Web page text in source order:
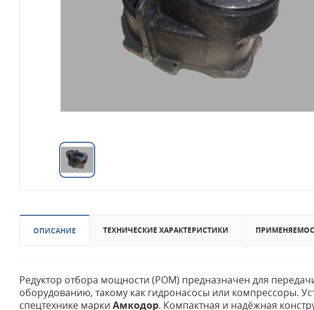
ОПИСАНИЕ ТЕХНИЧЕСКИЕ ХАРАКТЕРИСТИКИ
Редуктор отбора мощности (РОМ) предназначен для
оборудованию, такому как гидронасосы или компрессоры.
спецтехнике марки Амкодор. Компактная и надёжная